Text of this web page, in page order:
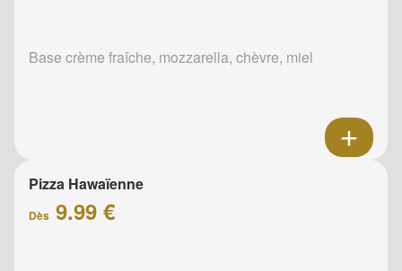
Base crème fraîche, mozzarella, chèvre, miel
Pizza Hawaïenne
Dès 9.99 €